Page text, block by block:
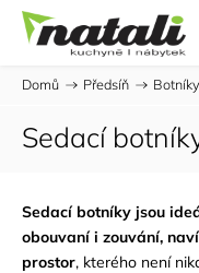
Domů / Předsíň / Botníky
Sedací
Sedací botníky jsou
obouvaní i zouvání,
prostor, kterého není